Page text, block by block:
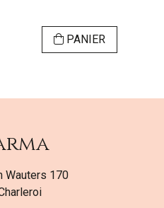
PANIER
Wauters 170